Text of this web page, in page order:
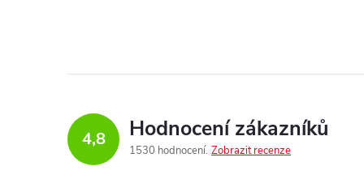
4,8 Hodnocení zákazníků
1530 hodnocení Zobrazit recenze